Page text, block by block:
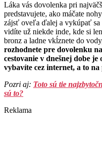
Láka vás dovolenka pri
predstavujete, ako máčate
zájsť oveľa ďalej a vykúpať sa
vidíte už niekde inde, kde si
bronz a ladne vkĺznete do
rozhodnete pre dovolenku
cestovanie v dnešnej dobe
vybavíte cez internet, a to
Pozri aj: Toto sú tie
sú to?
Reklama